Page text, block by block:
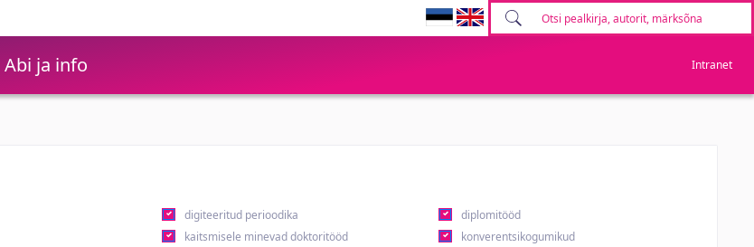
Abi ja info Intranet
digiteeritud perioodika
diplomitööd
kaitsmisele minevad doktoritööd
konverentsikogumikud